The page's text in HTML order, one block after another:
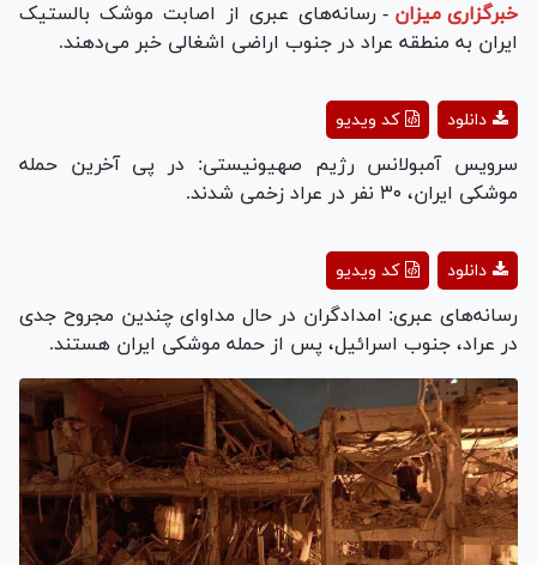
خبرگزاری میزان - رسانه‌های عبری از اصابت موشک بالستیک
ایران به منطقه عراد در جنوب اراضی اشغالی خبر می‌دهند.
Play
Video
کد ویدیو دانلود
سرویس آمبولانس رژیم صهیونیستی: در پی آخرین حمله
موشکی ایران، ۳۰ نفر در عراد زخمی شدند.
Play
Video
کد ویدیو دانلود
رسانه‌های عبری: امدادگران در حال مداوای چندین مجروح جدی
در عراد، جنوب اسرائیل، پس از حمله موشکی ایران هستند.